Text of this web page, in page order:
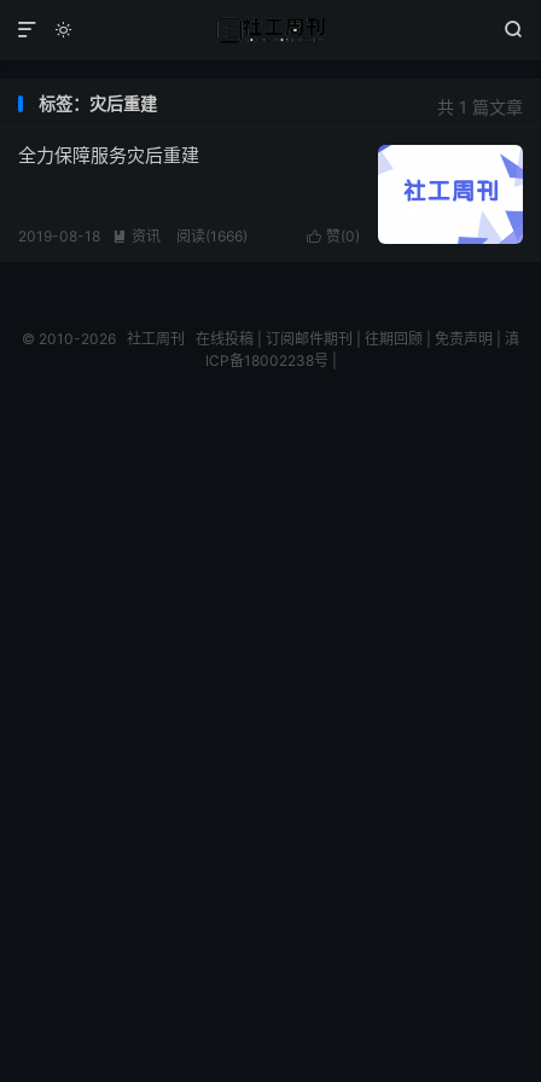
 

共 1 篇文章
标签：灾后重建
全力保障服务灾后重建
 赞(0)
2019-08-18  资讯 阅读(1666)
© 2010-2026 社工周刊 在线投稿 订阅邮件期刊 往期回顾 免责声明
滇
ICP备18002238号